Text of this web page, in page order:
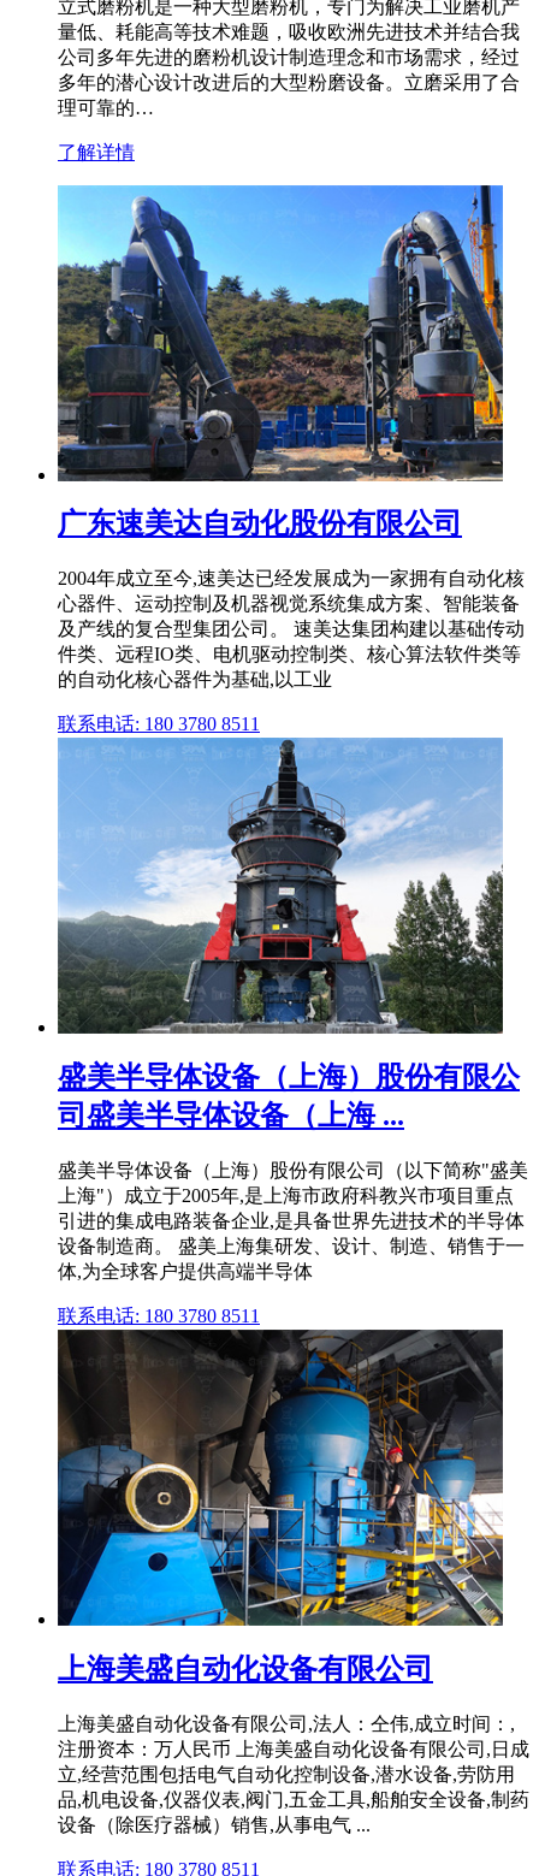
立式磨粉机是一种大型磨粉机，专门为解决工业磨机产
量低、耗能高等技术难题，吸收欧洲先进技术并结合我
公司多年先进的磨粉机设计制造理念和市场需求，经过
多年的潜心设计改进后的大型粉磨设备。立磨采用了合
理可靠的…
了解详情
广东速美达自动化股份有限公司
2004年成立至今,速美达已经发展成为一家拥有自动化核
心器件、运动控制及机器视觉系统集成方案、智能装备
及产线的复合型集团公司。 速美达集团构建以基础传动
件类、远程IO类、电机驱动控制类、核心算法软件类等
的自动化核心器件为基础,以工业
联系电话: 180 3780 8511
盛美半导体设备（上海）股份有限公
司盛美半导体设备（上海 ...
盛美半导体设备（上海）股份有限公司（以下简称"盛美
上海"）成立于2005年,是上海市政府科教兴市项目重点
引进的集成电路装备企业,是具备世界先进技术的半导体
设备制造商。 盛美上海集研发、设计、制造、销售于一
体,为全球客户提供高端半导体
联系电话: 180 3780 8511
上海美盛自动化设备有限公司
上海美盛自动化设备有限公司,法人：仝伟,成立时间：,
注册资本：万人民币 上海美盛自动化设备有限公司,日成
立,经营范围包括电气自动化控制设备,潜水设备,劳防用
品,机电设备,仪器仪表,阀门,五金工具,船舶安全设备,制药
设备（除医疗器械）销售,从事电气 ...
联系电话: 180 3780 8511